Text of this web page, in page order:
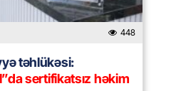
448
təhlükəsi:
sertifikatsız həkim